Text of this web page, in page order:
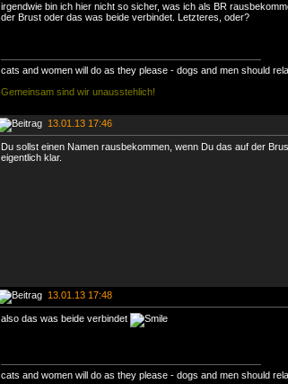
irgendwie bin ich hier nicht so sicher, was ich als BR
der Brust oder das was beide verbindet. Letzteres, oder?
cats and women will do as they please - dogs and men should
Gemeinsam sind wir unausstehlich!
13.01.13 17:46
Du sollst einen Namen rausbekommen, wenn Du das auf der
eigentlich klar.
13.01.13 17:48
also das was beide verbindet
cats and women will do as they please - dogs and men should